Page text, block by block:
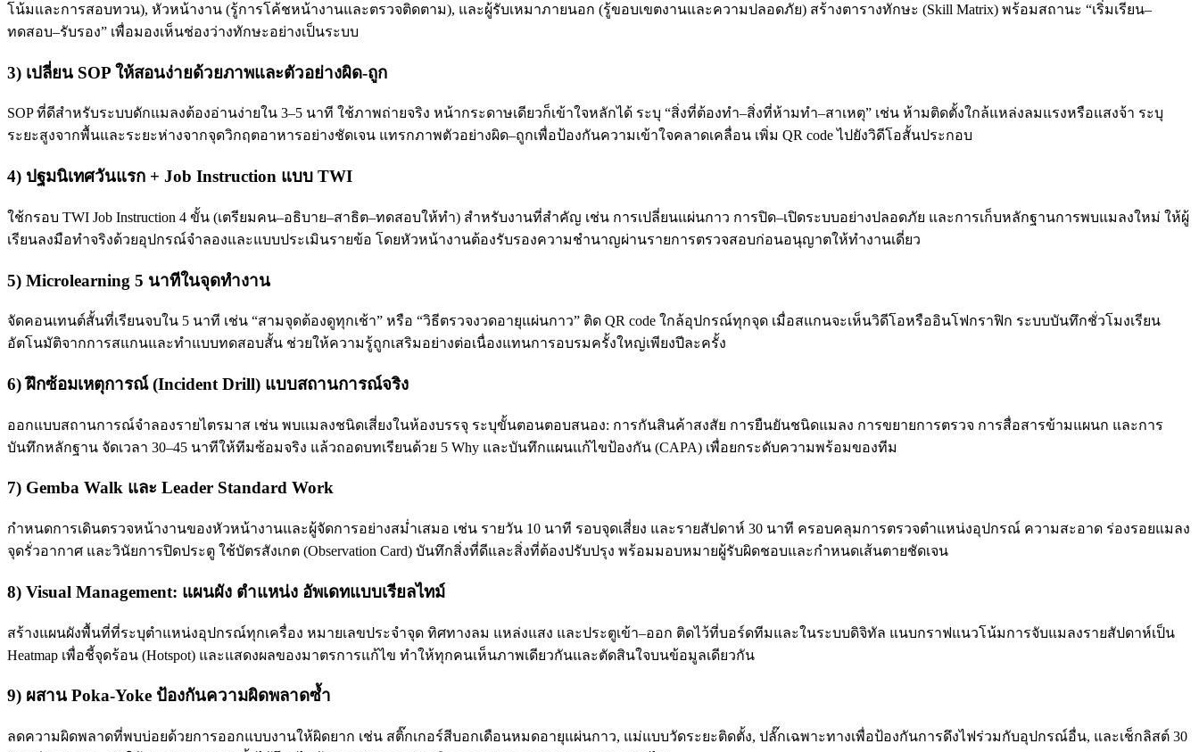
โน้มและการสอบทวน), หัวหน้างาน (รู้การโค้ชหน้างานและตรวจติดตาม), และผู้รับเหมาภายนอก (รู้ขอบเขตงานและความปลอดภัย) สร้างตารางทักษะ (Skill Matrix) พร้อมสถานะ “เริ่มเรียน–
ทดสอบ–รับรอง” เพื่อมองเห็นช่องว่างทักษะอย่างเป็นระบบ
3) เปลี่ยน SOP ให้สอนง่ายด้วยภาพและตัวอย่างผิด-ถูก
SOP ที่ดีสำหรับระบบดักแมลงต้องอ่านง่ายใน 3–5 นาที ใช้ภาพถ่ายจริง หน้ากระดาษเดียวก็เข้าใจหลักได้ ระบุ “สิ่งที่ต้องทำ–สิ่งที่ห้ามทำ–สาเหตุ” เช่น ห้ามติดตั้งใกล้แหล่งลมแรงหรือแสงจ้า ระบุ
ระยะสูงจากพื้นและระยะห่างจากจุดวิกฤตอาหารอย่างชัดเจน แทรกภาพตัวอย่างผิด–ถูกเพื่อป้องกันความเข้าใจคลาดเคลื่อน เพิ่ม QR code ไปยังวิดีโอสั้นประกอบ
4) ปฐมนิเทศวันแรก + Job Instruction แบบ TWI
ใช้กรอบ TWI Job Instruction 4 ขั้น (เตรียมคน–อธิบาย–สาธิต–ทดสอบให้ทำ) สำหรับงานที่สำคัญ เช่น การเปลี่ยนแผ่นกาว การปิด–เปิดระบบอย่างปลอดภัย และการเก็บหลักฐานการพบแมลงใหม่ ให้ผู้
เรียนลงมือทำจริงด้วยอุปกรณ์จำลองและแบบประเมินรายข้อ โดยหัวหน้างานต้องรับรองความชำนาญผ่านรายการตรวจสอบก่อนอนุญาตให้ทำงานเดี่ยว
5) Microlearning 5 นาทีในจุดทำงาน
จัดคอนเทนต์สั้นที่เรียนจบใน 5 นาที เช่น “สามจุดต้องดูทุกเช้า” หรือ “วิธีตรวจงวดอายุแผ่นกาว” ติด QR code ใกล้อุปกรณ์ทุกจุด เมื่อสแกนจะเห็นวิดีโอหรืออินโฟกราฟิก ระบบบันทึกชั่วโมงเรียน
อัตโนมัติจากการสแกนและทำแบบทดสอบสั้น ช่วยให้ความรู้ถูกเสริมอย่างต่อเนื่องแทนการอบรมครั้งใหญ่เพียงปีละครั้ง
6) ฝึกซ้อมเหตุการณ์ (Incident Drill) แบบสถานการณ์จริง
ออกแบบสถานการณ์จำลองรายไตรมาส เช่น พบแมลงชนิดเสี่ยงในห้องบรรจุ ระบุขั้นตอนตอบสนอง: การกันสินค้าสงสัย การยืนยันชนิดแมลง การขยายการตรวจ การสื่อสารข้ามแผนก และการ
บันทึกหลักฐาน จัดเวลา 30–45 นาทีให้ทีมซ้อมจริง แล้วถอดบทเรียนด้วย 5 Why และบันทึกแผนแก้ไขป้องกัน (CAPA) เพื่อยกระดับความพร้อมของทีม
7) Gemba Walk และ Leader Standard Work
กำหนดการเดินตรวจหน้างานของหัวหน้างานและผู้จัดการอย่างสม่ำเสมอ เช่น รายวัน 10 นาที รอบจุดเสี่ยง และรายสัปดาห์ 30 นาที ครอบคลุมการตรวจตำแหน่งอุปกรณ์ ความสะอาด ร่องรอยแมลง
จุดรั่วอากาศ และวินัยการปิดประตู ใช้บัตรสังเกต (Observation Card) บันทึกสิ่งที่ดีและสิ่งที่ต้องปรับปรุง พร้อมมอบหมายผู้รับผิดชอบและกำหนดเส้นตายชัดเจน
8) Visual Management: แผนผัง ตำแหน่ง อัพเดทแบบเรียลไทม์
สร้างแผนผังพื้นที่ที่ระบุตำแหน่งอุปกรณ์ทุกเครื่อง หมายเลขประจำจุด ทิศทางลม แหล่งแสง และประตูเข้า–ออก ติดไว้ที่บอร์ดทีมและในระบบดิจิทัล แนบกราฟแนวโน้มการจับแมลงรายสัปดาห์เป็น
Heatmap เพื่อชี้จุดร้อน (Hotspot) และแสดงผลของมาตรการแก้ไข ทำให้ทุกคนเห็นภาพเดียวกันและตัดสินใจบนข้อมูลเดียวกัน
9) ผสาน Poka‑Yoke ป้องกันความผิดพลาดซ้ำ
ลดความผิดพลาดที่พบบ่อยด้วยการออกแบบงานให้ผิดยาก เช่น สติ๊กเกอร์สีบอกเดือนหมดอายุแผ่นกาว, แม่แบบวัดระยะติดตั้ง, ปลั๊กเฉพาะทางเพื่อป้องกันการดึงไฟร่วมกับอุปกรณ์อื่น, และเช็กลิสต์ 30